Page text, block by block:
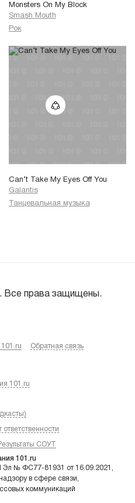
Monsters On My Block
Smash Mouth
Рок
Can’t Take My Eyes Off You
Galantis
Танцевальная музыка
права защищены.
Обратная связь
101.ru
СОУТ
101.ru
Эл № ФС77-81931 от 16.09.2021,
в сфере связи,
коммуникаций